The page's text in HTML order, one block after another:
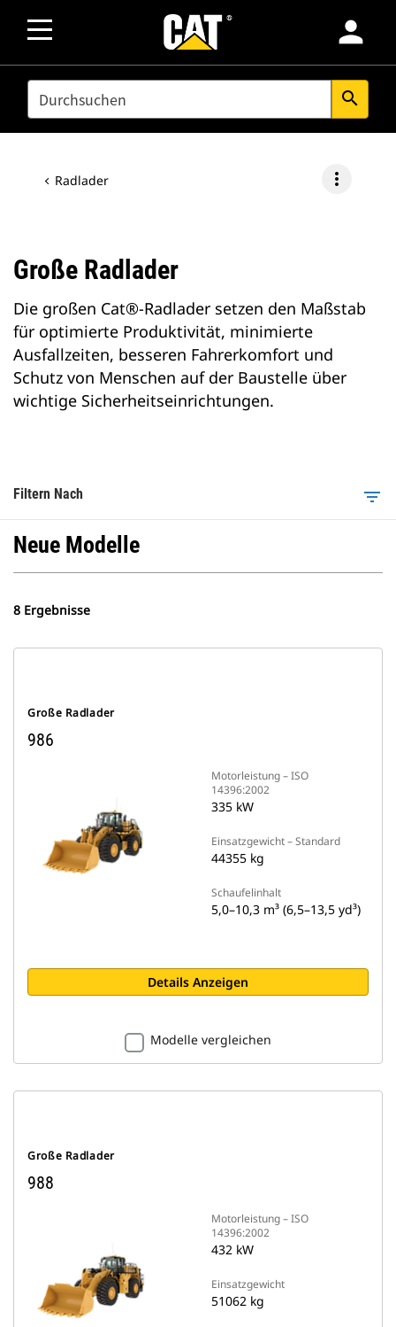
person
SEARCH search
Radlader more_vert
Große Radlader
Die großen Cat®-Radlader setzen den Maßstab
für optimierte Produktivität, minimierte
Ausfallzeiten, besseren Fahrerkomfort und
Schutz von Menschen auf der Baustelle über
wichtige Sicherheitseinrichtungen.
Filtern Nach filter_list
Neue Modelle
8 Ergebnisse
Große Radlader
986
Motorleistung – ISO
14396:2002
335 kW
Einsatzgewicht – Standard
44355 kg
Schaufelinhalt
5,0–10,3 m³ (6,5–13,5 yd³)
Details Anzeigen
Modelle vergleichen
Große Radlader
988
Motorleistung – ISO
14396:2002
432 kW
Einsatzgewicht
51062 kg